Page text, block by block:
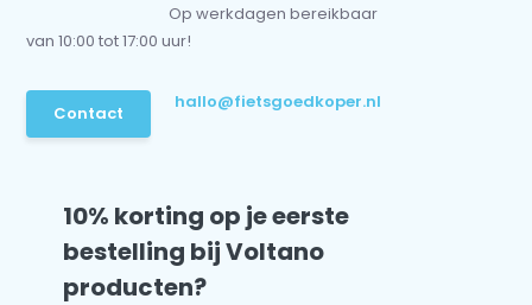
Op werkdagen bereikbaar
van 10:00 tot 17:00 uur!
Contact
hallo@fietsgoedkoper.nl
10% korting op je eerste
bestelling bij Voltano
producten?